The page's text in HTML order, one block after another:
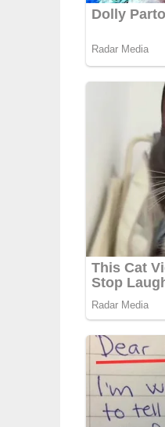
Der
Zu den
5/5(1